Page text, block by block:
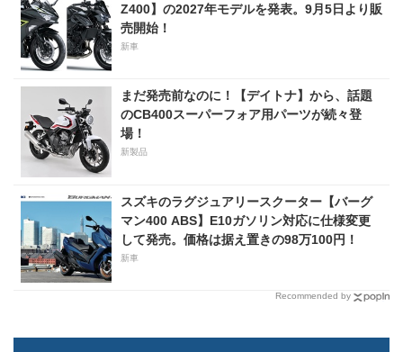
Z400】の2027年モデルを発表。9月5日より販
売開始！
新車
まだ発売前なのに！【デイトナ】から、話題
のCB400スーパーフォア用パーツが続々登
場！
新製品
スズキのラグジュアリースクーター【バーグ
マン400 ABS】E10ガソリン対応に仕様変更
して発売。価格は据え置きの98万100円！
新車
Recommended by